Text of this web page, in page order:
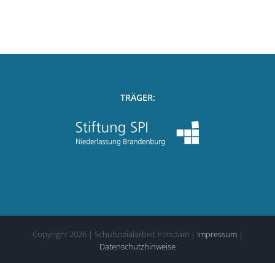
TRÄGER:
Copyright 2026| Schulsozialarbeit Potsdam | Impressum|
Datenschutzhinweise